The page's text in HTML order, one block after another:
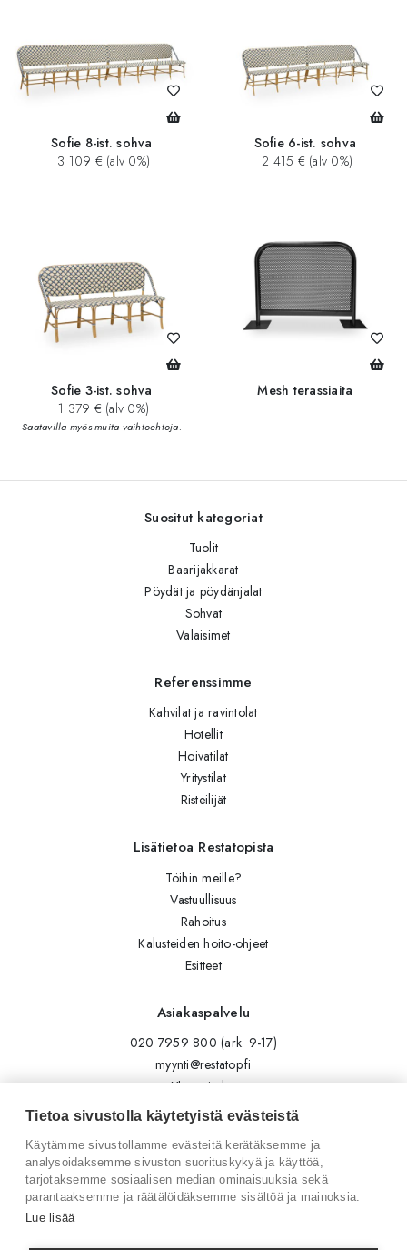
Sofie 8-ist. sohva
3 109 € (alv 0%)
Sofie 6-ist. sohva
2 415 € (alv 0%)
Sofie 3-ist. sohva
1 379 € (alv 0%)
Saatavilla myös muita vaihtoehtoja.
Mesh terassiaita
Suositut kategoriat
Tuolit
Baarijakkarat
Pöydät ja pöydänjalat
Sohvat
Valaisimet
Referenssimme
Kahvilat ja ravintolat
Hotellit
Hoivatilat
Yritystilat
Risteilijät
Lisätietoa Restatopista
Töihin meille?
Vastuullisuus
Rahoitus
Kalusteiden hoito-ohjeet
Esitteet
Asiakaspalvelu
020 7959 800 (ark. 9-17)
myynti@restatop.fi
Yhteystiedot
Lähetä viesti
Seuraa meitä
Tilaa uutiskirje
Tietoa sivustolla käytetyistä evästeistä
Käytämme sivustollamme evästeitä kerätäksemme ja
analysoidaksemme sivuston suorituskykyä ja käyttöä,
tarjotaksemme sosiaalisen median ominaisuuksia sekä
parantaaksemme ja räätälöidäksemme sisältöä ja mainoksia.
Lue lisää